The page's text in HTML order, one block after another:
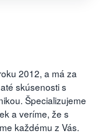
2012, a má za
skúsenosti s
Špecializujeme
a veríme, že s
každému z Vás.